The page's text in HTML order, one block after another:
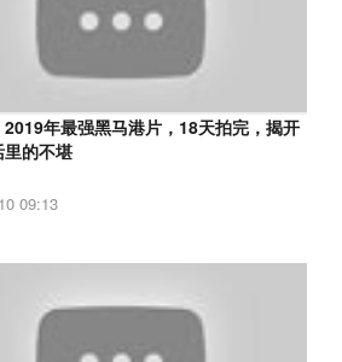
2019年最强黑马港片，18天拍完，揭开
里的不堪
09:13